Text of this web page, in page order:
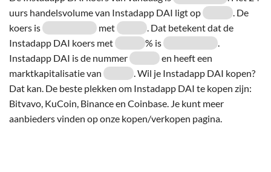
uurs handelsvolume van Instadapp DAI ligt op
. De
koers is
met
. Dat betekent dat de
Instadapp DAI koers met
% is
.
Instadapp DAI is de nummer
en heeft een
marktkapitalisatie van
. Wil je Instadapp DAI kopen?
Dat kan. De beste plekken om Instadapp DAI te kopen zijn:
Bitvavo, KuCoin, Binance en Coinbase. Je kunt meer
aanbieders vinden op onze kopen/verkopen pagina.